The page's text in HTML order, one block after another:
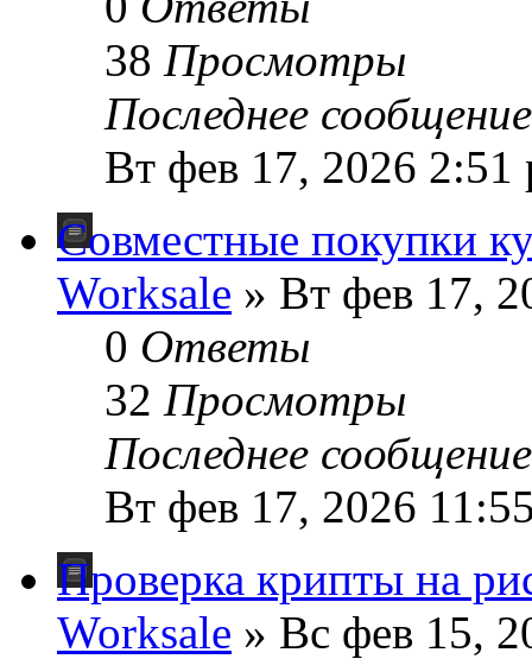
38 Просмотры
Последнее
Вт фев 17, 2026 2:51
Совместные покупки
Worksale » Вт фев 17,
0 Ответы
32 Просмотры
Последнее
Вт фев 17, 2026
Проверка крипты на
Worksale » Вс фев 15,